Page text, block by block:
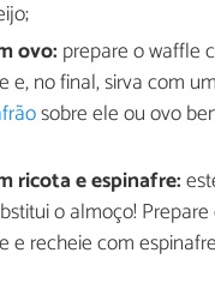
ovo: prepare o waffle
e, no final, sirva com um
sobre ele ou ovo
ricota e espinafre:
o almoço!
e recheie com